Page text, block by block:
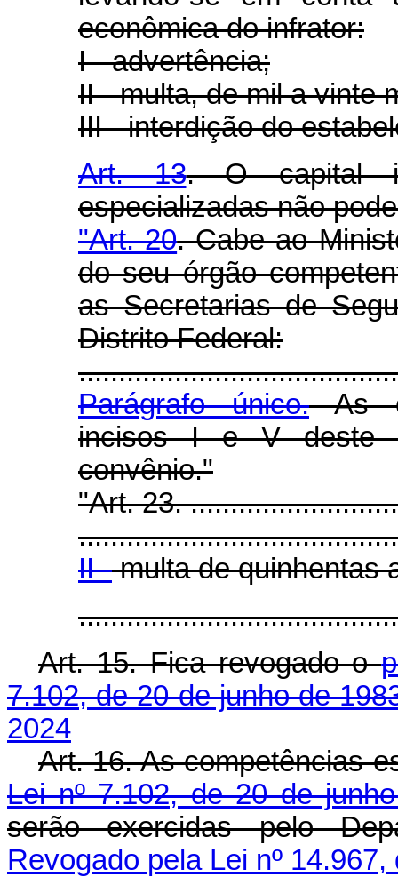
econômica do infrator:
I - advertência;
II - multa, de mil a vinte
III - interdição do
Art. 13. O capital
especializadas não
"Art. 20. Cabe ao
do seu órgão
as Secretarias de
Distrito Federal:
Parágrafo único.As
incisos I e V deste
convênio."
"Art. 23.
II -multa de quinhentas
Art. 15. Fica revogado o
7.102, de 20 de junho de
2024
Art. 16. As competências
Lei nº 7.102, de 20 de
serão exercidas pelo
Revogado pela Lei nº 14.967,